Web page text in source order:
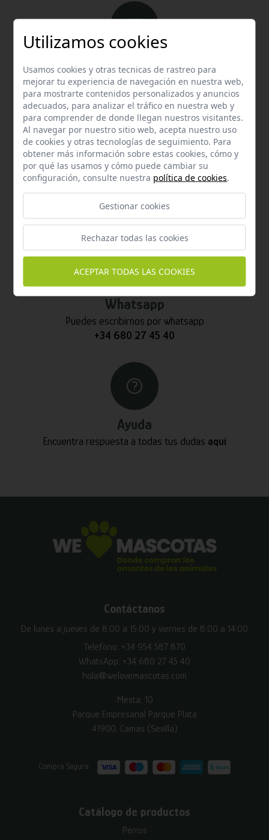
Email
Contacta con nosotros vía email
hola@welovemascotas.com
Teléfono
Contacta con nosotros a través del teléfono
Whatsapp
Puedes escribirnos por whatsapp
+34 680 27 45 40
Ayuda
Encuentra respuesta a todas tus dudas aquí
Contáctanos
De lunes a jueves de 8:00 a 15:00 y viernes de 8:00 a 14:00
Teléfono: +34 954 587 870
WhatsApp: +34 680 27 45 40
hola@welovemascotas.com
Mesta, 10
Parque Empresarial Parque Plata
41900, Camas (Sevilla)
Compra Segura:
Catálogo de productos
Perros
Utilizamos cookies
Usamos cookies y otras tecnicas de rastreo para
mejorar tu experiencia de navegación en nuestra web,
para mostrarte contenidos personalizados y anuncios
adecuados, para analizar el tráfico en nuestra web y
para comprender de donde llegan nuestros visitantes.
Al navegar por nuestro sitio web, acepta nuestro uso
de cookies y otras tecnologías de seguimiento. Para
obtener más información sobre estas cookies, cómo y
por qué las usamos y cómo puede cambiar su
configuración, consulte nuestra política de cookies.
Gestionar cookies
Rechazar todas las cookies
ACEPTAR TODAS LAS COOKIES